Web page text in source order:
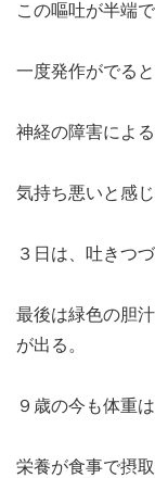
この嘔吐が半端で
一度発作がでる
神経の障害によ
気持ち悪いと感
３日は、吐きつ
最後は緑色の胆
が出る。
９歳の今も体重
栄養が食事で摂